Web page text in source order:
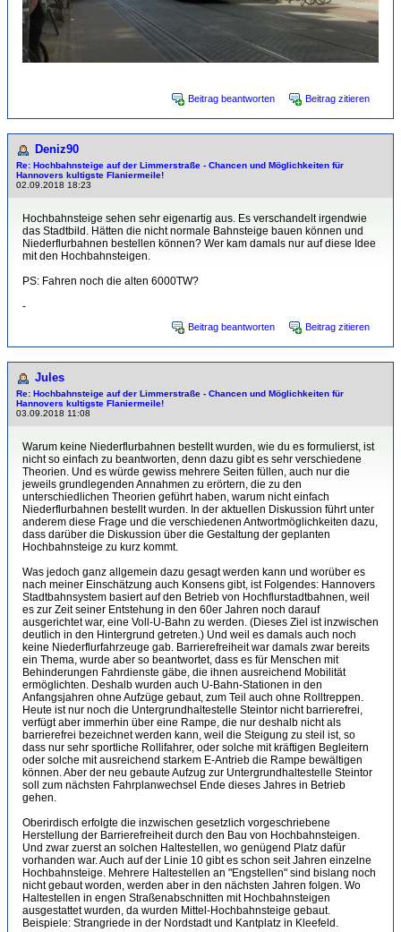
Beitrag beantworten Beitrag zitieren
Deniz90
Re: Hochbahnsteige auf der Limmerstraße - Chancen und Möglichkeiten für
Hannovers kultigste Flaniermeile!
02.09.2018 18:23
Hochbahnsteige sehen sehr eigenartig aus. Es verschandelt irgendwie
das Stadtbild. Hätten die nicht normale Bahnsteige bauen können und
Niederflurbahnen bestellen können? Wer kam damals nur auf diese Idee
mit den Hochbahnsteigen.
PS: Fahren noch die alten 6000TW?
-
Beitrag beantworten Beitrag zitieren
Jules
Re: Hochbahnsteige auf der Limmerstraße - Chancen und Möglichkeiten für
Hannovers kultigste Flaniermeile!
03.09.2018 11:08
Warum keine Niederflurbahnen bestellt wurden, wie du es formulierst, ist
nicht so einfach zu beantworten, denn dazu gibt es sehr verschiedene
Theorien. Und es würde gewiss mehrere Seiten füllen, auch nur die
jeweils grundlegenden Annahmen zu erörtern, die zu den
unterschiedlichen Theorien geführt haben, warum nicht einfach
Niederflurbahnen bestellt wurden. In der aktuellen Diskussion führt unter
anderem diese Frage und die verschiedenen Antwortmöglichkeiten dazu,
dass darüber die Diskussion über die Gestaltung der geplanten
Hochbahnsteige zu kurz kommt.
Was jedoch ganz allgemein dazu gesagt werden kann und worüber es
nach meiner Einschätzung auch Konsens gibt, ist Folgendes: Hannovers
Stadtbahnsystem basiert auf den Betrieb von Hochflurstadtbahnen, weil
es zur Zeit seiner Entstehung in den 60er Jahren noch darauf
ausgerichtet war, eine Voll-U-Bahn zu werden. (Dieses Ziel ist inzwischen
deutlich in den Hintergrund getreten.) Und weil es damals auch noch
keine Niederflurfahrzeuge gab. Barrierefreiheit war damals zwar bereits
ein Thema, wurde aber so beantwortet, dass es für Menschen mit
Behinderungen Fahrdienste gäbe, die ihnen ausreichend Mobilität
ermöglichten. Deshalb wurden auch U-Bahn-Stationen in den
Anfangsjahren ohne Aufzüge gebaut, zum Teil auch ohne Rolltreppen.
Heute ist nur noch die Untergrundhaltestelle Steintor nicht barrierefrei,
verfügt aber immerhin über eine Rampe, die nur deshalb nicht als
barrierefrei bezeichnet werden kann, weil die Steigung zu steil ist, so
dass nur sehr sportliche Rollifahrer, oder solche mit kräftigen Begleitern
oder solche mit ausreichend starkem E-Antrieb die Rampe bewältigen
können. Aber der neu gebaute Aufzug zur Untergrundhaltestelle Steintor
soll zum nächsten Fahrplanwechsel Ende dieses Jahres in Betrieb
gehen.
Oberirdisch erfolgte die inzwischen gesetzlich vorgeschriebene
Herstellung der Barrierefreiheit durch den Bau von Hochbahnsteigen.
Und zwar zuerst an solchen Haltestellen, wo genügend Platz dafür
vorhanden war. Auch auf der Linie 10 gibt es schon seit Jahren einzelne
Hochbahnsteige. Mehrere Haltestellen an "Engstellen" sind bislang noch
nicht gebaut worden, werden aber in den nächsten Jahren folgen. Wo
Haltestellen in engen Straßenabschnitten mit Hochbahnsteigen
ausgestattet wurden, da wurden Mittel-Hochbahnsteige gebaut.
Beispiele: Strangriede in der Nordstadt und Kantplatz in Kleefeld.